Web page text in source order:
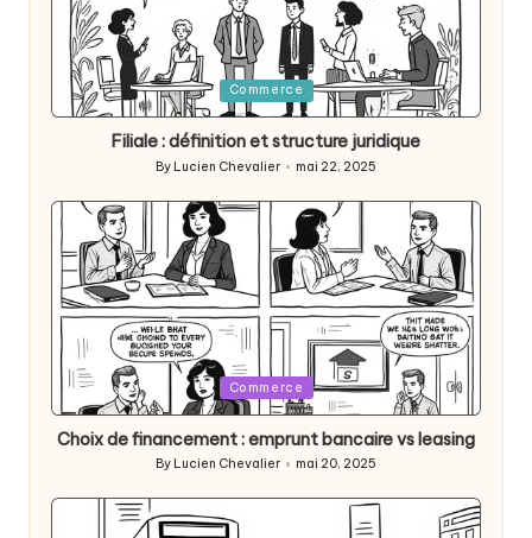
Posted
in
Commerce
Filiale : définition et structure juridique
Posted
By Lucien Chevalier mai 22, 2025
Posted
in
Commerce
Choix de financement : emprunt bancaire vs leasing
Posted
by
By Lucien Chevalier mai 20, 2025